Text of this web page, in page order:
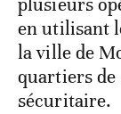
plusieurs
en utilisant
la ville de
quartiers de
sécuritaire.